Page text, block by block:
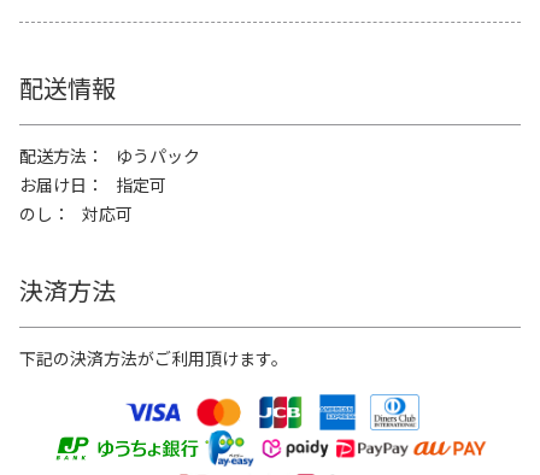
配送情報
配送方法
ゆうパック
お届け日
指定可
のし
対応可
決済方法
下記の決済方法がご利用頂けます。